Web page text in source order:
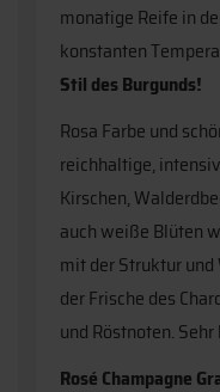
monatige Reife in
konstanten
Stil des Burgunds!
Rosa Farbe und
reichhaltige,
Kirschen,
auch weiße Blüten
mit der Struktur
der Frische des
und Röstnoten.
Rosé Champagne